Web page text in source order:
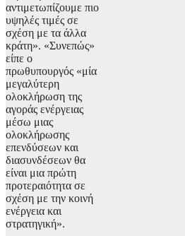
αντιμετωπίζουμε πιο
υψηλές τιμές σε
σχέση με τα άλλα
κράτη». «Συνεπώς»
είπε ο
πρωθυπουργός «μία
μεγαλύτερη
ολοκλήρωση της
αγοράς ενέργειας
μέσω μιας
ολοκλήρωσης
επενδύσεων και
διασυνδέσεων θα
είναι μια πρώτη
προτεραιότητα σε
σχέση με την κοινή
ενέργεια και
στρατηγική».